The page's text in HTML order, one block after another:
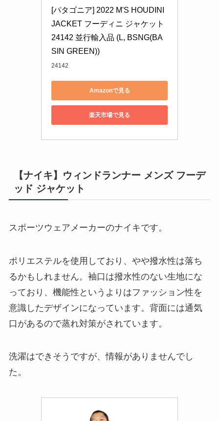
[パタゴニア] 2022 M'S HOUDINI
JACKET フーディニ ジャケット
24142 並行輸入品 (L, BSNG(BA
SIN GREEN))
24142
Amazonで見る
楽天市場で見る
【ナイキ】ウィンドランナー メンズ フーデ
ッド ジャケット
スポーツウェアメーカーのナイキです。
ポリエステルを使用しており、やや撥水性は落ち
るかもしれません。袖口は撥水性のない生地にな
っており、機能性というよりはファッション性を
意識したデザインになっています。背面には通気
口があるので蒸れ対策がされています。
洗濯はできそうですが、情報がありませんでし
た。